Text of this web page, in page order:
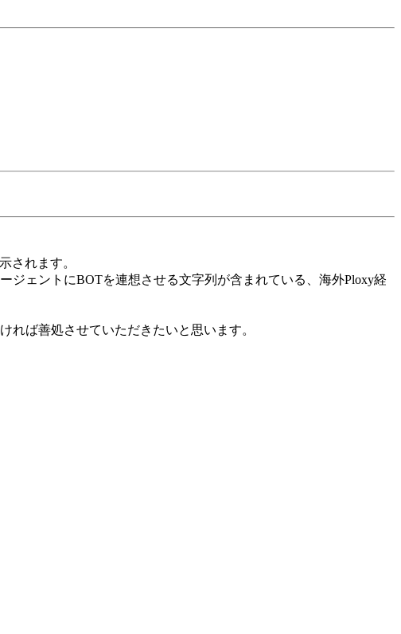
されます。
ェントにBOTを連想させる文字列が含まれている、海外Ploxy経
れば善処させていただきたいと思います。